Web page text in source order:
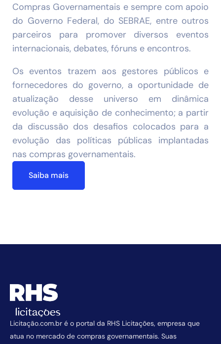
Compras Governamentais e sempre com apoio
do Governo Federal, do SEBRAE, entre outros
parceiros para promover diversos eventos
internacionais, debates, fóruns e encontros.
Os eventos trazem aos gestores públicos e
fornecedores do governo, a oportunidade de
atualização desse universo em dinâmica
evolução e aquisição de conhecimento; a partir
da discussão dos desafios colocados para a
evolução das políticas públicas implantadas
nas compras governamentais.
Saiba mais
Licitação.com.br é o portal da RHS Licitações, empresa que
atua no mercado de compras governamentais. Suas